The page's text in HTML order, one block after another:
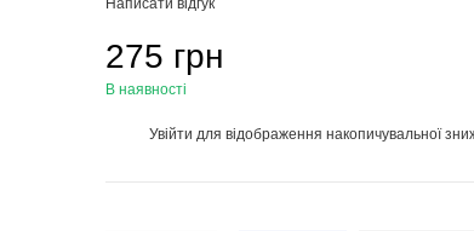
Написати відгук
275 грн
В наявності
Увійти для відображення накопичувальної